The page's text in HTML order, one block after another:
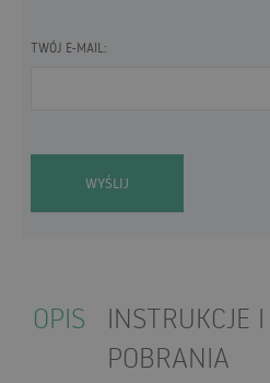
TWÓJ E-MAIL:
WYŚLIJ
OPIS
INSTRUKCJE
POBRANIA